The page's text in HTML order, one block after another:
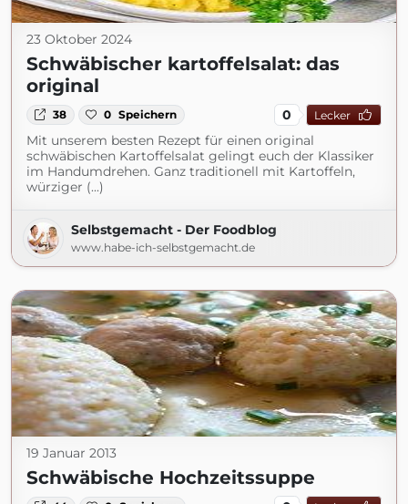
23 Oktober 2024
Schwäbischer kartoffelsalat: das
original
38 0 Speichern 0 Lecker
Mit unserem besten Rezept für einen original
schwäbischen Kartoffelsalat gelingt euch der Klassiker
im Handumdrehen. Ganz traditionell mit Kartoffeln,
würziger (...)
Selbstgemacht - Der Foodblog
www.habe-ich-selbstgemacht.de
19 Januar 2013
Schwäbische Hochzeitssuppe